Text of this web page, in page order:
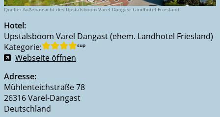
Außenansicht des Upstalsboom Varel-Dangast Landhotel Friesland
Hotel:
Upstalsboom Varel Dangast (ehem. Landhotel Friesland)
Kategorie:
sup
Webseite öffnen
Adresse:
Mühlenteichstraße 78
26316 Varel-Dangast
Deutschland